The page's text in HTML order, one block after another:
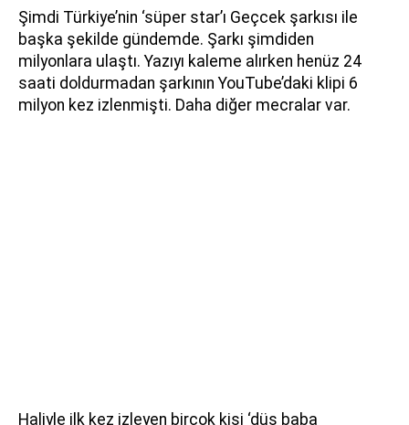
Şimdi Türkiye’nin ‘süper star’ı Geçcek şarkısı ile
başka şekilde gündemde. Şarkı şimdiden
milyonlara ulaştı. Yazıyı kaleme alırken henüz 24
saati doldurmadan şarkının YouTube’daki klipi 6
milyon kez izlenmişti. Daha diğer mecralar var.
Haliyle ilk kez izleyen birçok kişi ‘düş baba